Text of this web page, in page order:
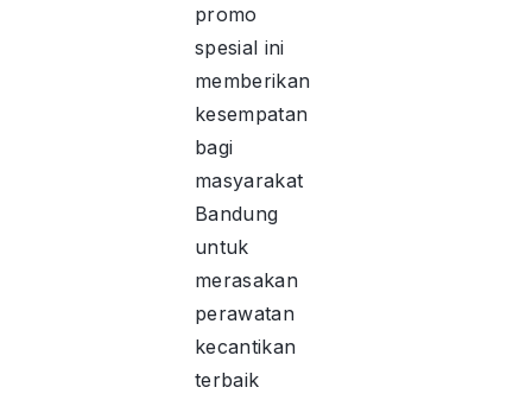
promo
spesial ini
memberikan
kesempatan
bagi
masyarakat
Bandung
untuk
merasakan
perawatan
kecantikan
terbaik